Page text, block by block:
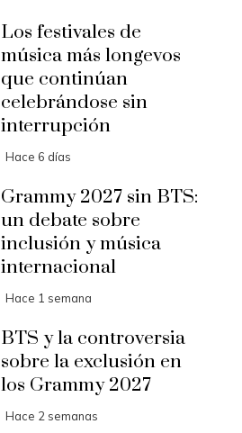
Los festivales de
música más longevos
que continúan
celebrándose sin
interrupción
Hace 6 días
Grammy 2027 sin BTS:
un debate sobre
inclusión y música
internacional
Hace 1 semana
BTS y la controversia
sobre la exclusión en
los Grammy 2027
Hace 2 semanas